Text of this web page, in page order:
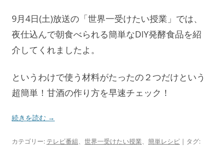
9月4日(土)放送の「世界一受けたい授業」では、
夜仕込んで朝食べられる簡単なDIY発酵食品を紹
介してくれましたよ。
というわけで使う材料がたったの２つだけという
超簡単！甘酒の作り方を早速チェック！
続きを読む →
カテゴリー: テレビ番組、 世界一受けたい授業、 簡単レシピ | タグ: